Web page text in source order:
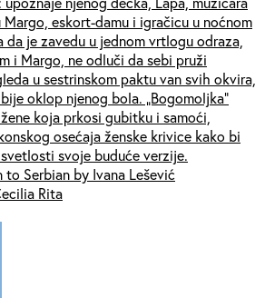
eskort-damu i igračicu u noćnom
je zavedu u jednom vrtlogu odraza,
i Margo, ne odluči da sebi pruži
u sestrinskom paktu van svih okvira,
oklop njenog bola. „Bogomoljka”
koja prkosi gubitku i samoći,
osećaja ženske krivice kako bi
svoje buduće verzije.
Serbian by Ivana Lešević
Rita